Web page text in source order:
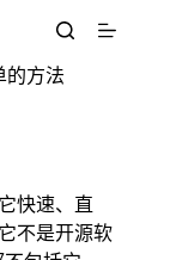
的方法
快速、直
不是开源软